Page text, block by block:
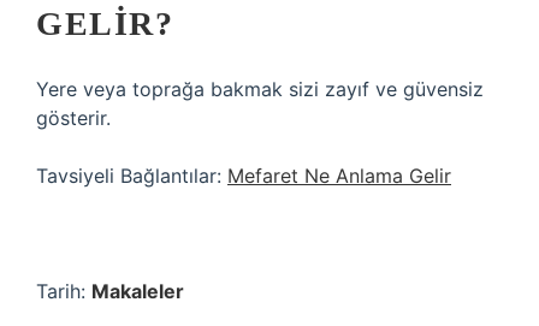
GELIR?
Yere veya toprağa bakmak sizi zayıf ve güvensiz
gösterir.
Tavsiyeli Bağlantılar: Mefaret Ne Anlama Gelir
Tarih: Makaleler